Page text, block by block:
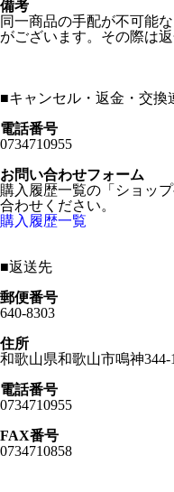
備考
同一商品の手配が不可能
がございます。その際は
■キャンセル・返金・交換
電話番号
0734710955
お問い合わせフォーム
購入履歴一覧の「ショッ
合わせください。
購入履歴一覧
■返送先
郵便番号
640-8303
住所
和歌山県和歌山市鳴神344-1
電話番号
0734710955
FAX番号
0734710858